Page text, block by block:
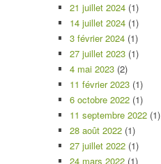
21 juillet 2024 (1)
14 juillet 2024 (1)
3 février 2024 (1)
27 juillet 2023 (1)
4 mai 2023 (2)
11 février 2023 (1)
6 octobre 2022 (1)
11 septembre 2022 (1)
28 août 2022 (1)
27 juillet 2022 (1)
24 mars 2022 (1)